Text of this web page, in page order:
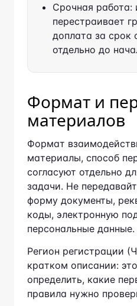
перестраивает
доплата за срок
отдельно до
материалов
Формат
материалы, способ
согласуют отдельно
Не передавайте через
документы,
электронную подпись
данные.
Регион регистрации
кратком описании:
определить, какие
правила нужно